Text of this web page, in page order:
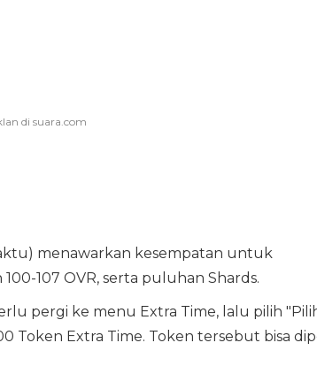
menawarkan kesempatan untuk
107 OVR, serta puluhan Shards.
pergi ke menu Extra Time, lalu pilih
Token Extra Time. Token tersebut bisa